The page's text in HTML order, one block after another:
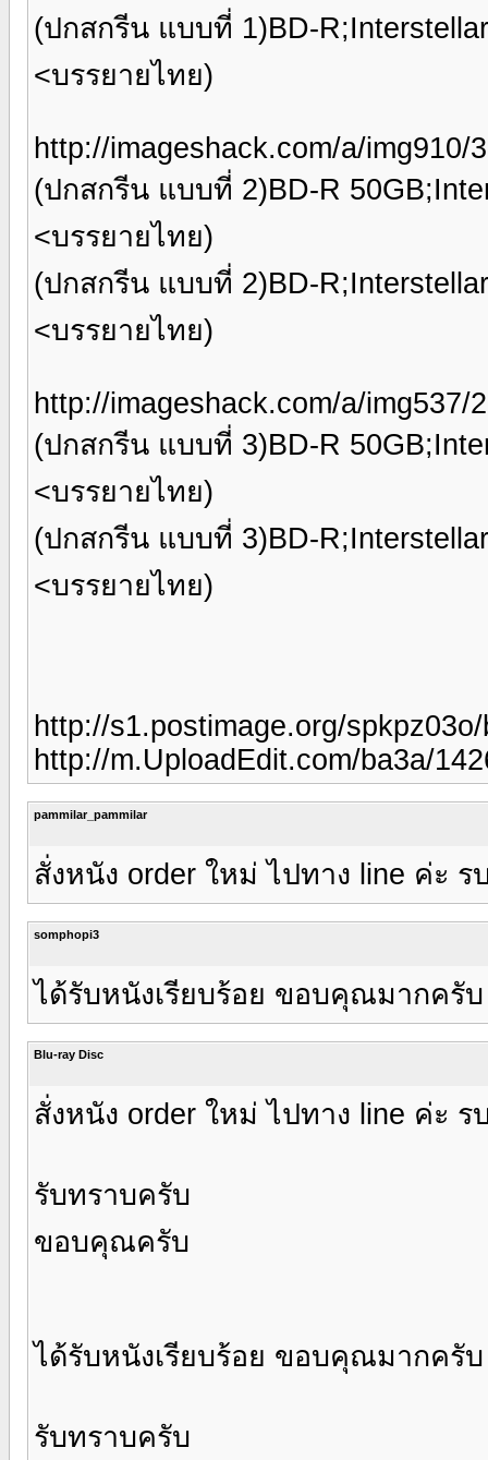
(ปกสกรีน แบบที่ 1)BD-
<บรรยายไทย)
http://imageshack.com/a/img910/
(ปกสกรีน แบบที่ 2)BD-R
<บรรยายไทย)
(ปกสกรีน แบบที่ 2)BD-
<บรรยายไทย)
http://imageshack.com/a/img537/
(ปกสกรีน แบบที่ 3)BD-R
<บรรยายไทย)
(ปกสกรีน แบบที่ 3)BD-
<บรรยายไทย)
http://s1.postimage.org/
http://m.UploadEdit.com/ba3a/
pammilar_pammilar
สั่งหนัง order ใหม่ ไปทาง line ค่ะ
somphopi3
ได้รับหนังเรียบร้อย ขอบคุณมากครับ
Blu-ray Disc
สั่งหนัง order ใหม่ ไปทาง line ค่ะ
รับทราบครับ
ขอบคุณครับ
ได้รับหนังเรียบร้อย ขอบคุณมากครับ
รับทราบครับ